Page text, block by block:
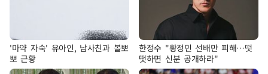
'마약 자숙' 유아인, 남사친과 볼뽀
뽀 근황
한정수 "황정민 선배만 피해…떳
떳하면 신분 공개하라"